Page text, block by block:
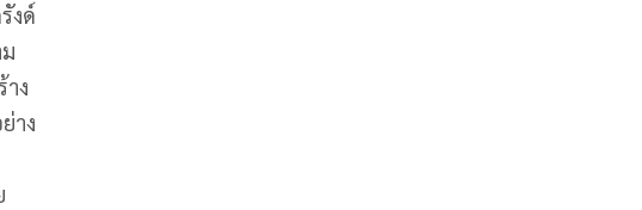
งด์
ง
าง